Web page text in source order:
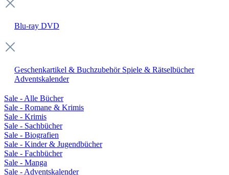
Blu-ray DVD
Geschenkartikel & Buchzubehör Spiele & Rätselbücher
Adventskalender
Sale - Alle Bücher
Sale - Romane & Krimis
Sale - Krimis
Sale - Sachbücher
Sale - Biografien
Sale - Kinder & Jugendbücher
Sale - Fachbücher
Sale - Manga
Sale - Adventskalender